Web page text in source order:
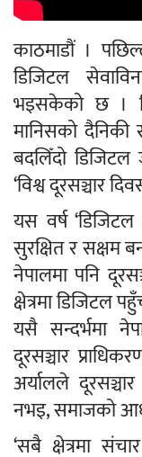
काठमाडौं ।
डिजिटल
भइसकेको छ ।
मानिसको दैनिकी
बदलिँदो
‘विश्व दूरसञ्चार
यस वर्ष
सुरक्षित र सक्षम
नेपालमा पनि
क्षेत्रमा डिजिटल
यसै सन्दर्भमा
दूरसञ्चार
अर्यालले
नभइ, समाजको
‘सबै क्षेत्रमा